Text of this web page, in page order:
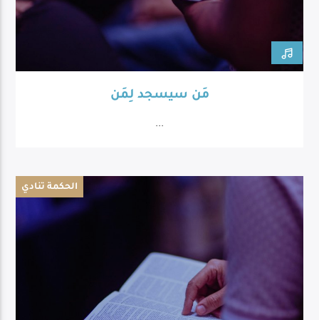
مَن سيسجد لِمَن
...
الحكمة تنادي